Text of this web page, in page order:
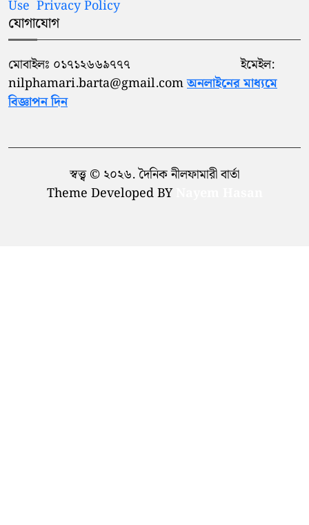
Use Privacy Policy
যোগাযোগ
মোবাইলঃ ০১৭১২৬৬৯৭৭৭ ইমেইল:
nilphamari.barta@gmail.comঅনলাইনের মাধ্যমে
বিজ্ঞাপন দিন
স্বত্ত্ব © ২০২৬. দৈনিক নীলফামারী বার্তা
Theme Developed BY